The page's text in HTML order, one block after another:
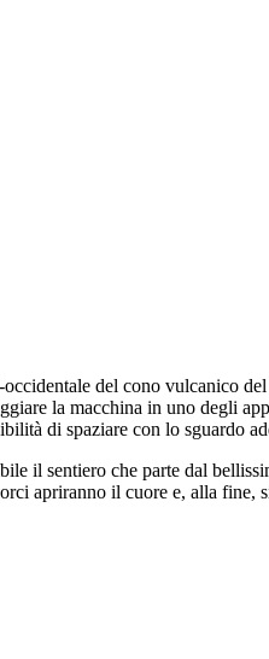
occidentale del cono vulcanico
la macchina in uno degli
di spaziare con lo sguardo
il sentiero che parte dal
apriranno il cuore e, alla fine,